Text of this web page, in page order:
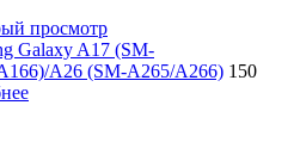
просмотр
Galaxy A17 (SM-
A26 (SM-A265/A266) 150